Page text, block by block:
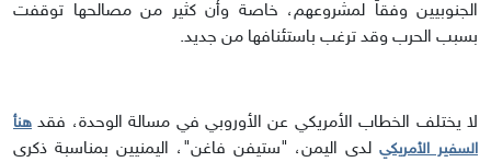
الجنوبيين وفقاً لمشروعهم، خاصة وأن كثير من مصالحها توقفت
بسبب الحرب وقد ترغب باستئنافها من جديد.
لا يختلف الخطاب الأمريكي عن الأوروبي في مسالة الوحدة، فقد هنأ
السفير الأمريكيلدى اليمن، "ستيفن فاغن"، اليمنيين بمناسبة ذكرى